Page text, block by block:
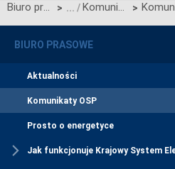
Biuro prasowe > Komunikaty OSP >
BIURO PRASOWE
Aktualności
Komunikaty OSP
Prosto o energetyce
Jak funkcjonuje Krajowy System